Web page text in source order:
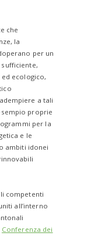
che
la
per un
ecologico,
a tali
proprie
per la
e le
ambiti idonei
competenti
all’interno
Conferenza dei